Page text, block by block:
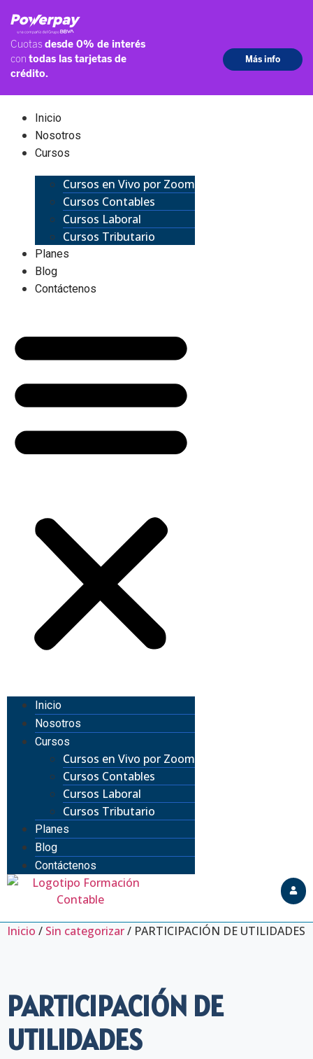
Inicio
Nosotros
Cursos
Cursos en Vivo por Zoom
Cursos Contables
Cursos Laboral
Cursos Tributario
Planes
Blog
Contáctenos
Inicio
Nosotros
Cursos
Cursos en Vivo por Zoom
Cursos Contables
Cursos Laboral
Cursos Tributario
Planes
Blog
Contáctenos
Inicio / Sin categorizar/ PARTICIPACIÓN DE UTILIDADES
PARTICIPACIÓN DE
UTILIDADES